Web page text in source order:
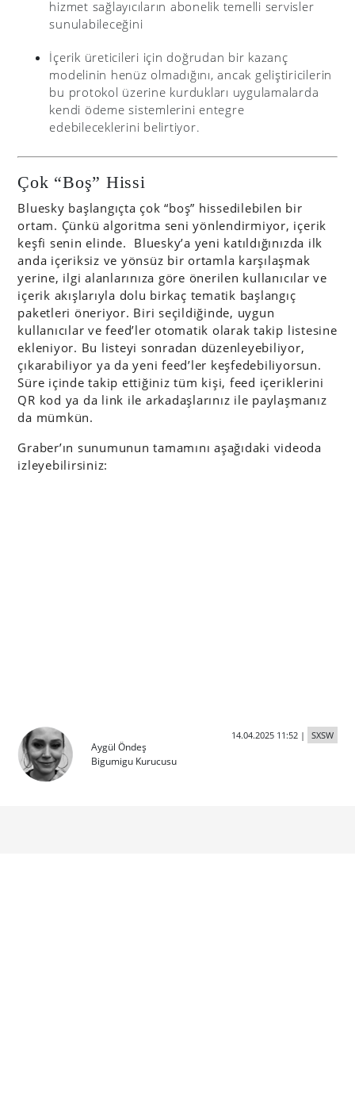
hizmet sağlayıcıların abonelik temelli servisler
sunulabileceğini
İçerik üreticileri için doğrudan bir kazanç
modelinin henüz olmadığını, ancak geliştiricilerin
bu protokol üzerine kurdukları uygulamalarda
kendi ödeme sistemlerini entegre
edebileceklerini belirtiyor.
Çok “Boş” Hissi
Bluesky başlangıçta çok “boş” hissedilebilen bir
ortam. Çünkü algoritma seni yönlendirmiyor, içerik
keşfi senin elinde. Bluesky’a yeni katıldığınızda ilk
anda içeriksiz ve yönsüz bir ortamla karşılaşmak
yerine, ilgi alanlarınıza göre önerilen kullanıcılar ve
içerik akışlarıyla dolu birkaç tematik başlangıç
paketleri öneriyor. Biri seçildiğinde, uygun
kullanıcılar ve feed’ler otomatik olarak takip listesine
ekleniyor. Bu listeyi sonradan düzenleyebiliyor,
çıkarabiliyor ya da yeni feed’ler keşfedebiliyorsun.
Süre içinde takip ettiğiniz tüm kişi, feed içeriklerini
QR kod ya da link ile arkadaşlarınız ile paylaşmanız
da mümkün.
Graber’ın sunumunun tamamını aşağıdaki videoda
izleyebilirsiniz:
Aygül Öndeş
Bigumigu Kurucusu
14.04.2025 11:52| SXSW